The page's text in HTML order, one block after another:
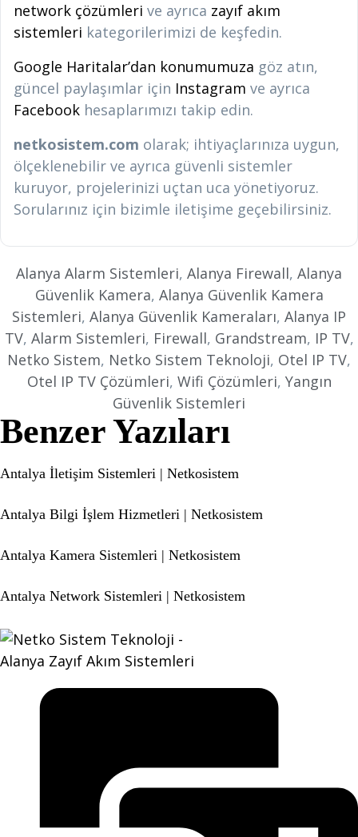
network çözümleri ve ayrıca zayıf akım
sistemleri kategorilerimizi de keşfedin.
Google Haritalar’dan konumumuza göz atın,
güncel paylaşımlar için Instagram ve ayrıca
Facebook hesaplarımızı takip edin.
netkosistem.com olarak; ihtiyaçlarınıza uygun,
ölçeklenebilir ve ayrıca güvenli sistemler
kuruyor, projelerinizi uçtan uca yönetiyoruz.
Sorularınız için bizimle iletişime geçebilirsiniz.
Alanya Alarm Sistemleri, Alanya Firewall, Alanya
Güvenlik Kamera, Alanya Güvenlik Kamera
Sistemleri, Alanya Güvenlik Kameraları, Alanya IP
TV, Alarm Sistemleri, Firewall, Grandstream, IP TV,
Netko Sistem, Netko Sistem Teknoloji, Otel IP TV,
Otel IP TV Çözümleri, Wifi Çözümleri, Yangın
Güvenlik Sistemleri
Benzer Yazıları
Antalya İletişim Sistemleri | Netkosistem
Antalya Bilgi İşlem Hizmetleri | Netkosistem
Antalya Kamera Sistemleri | Netkosistem
Antalya Network Sistemleri | Netkosistem